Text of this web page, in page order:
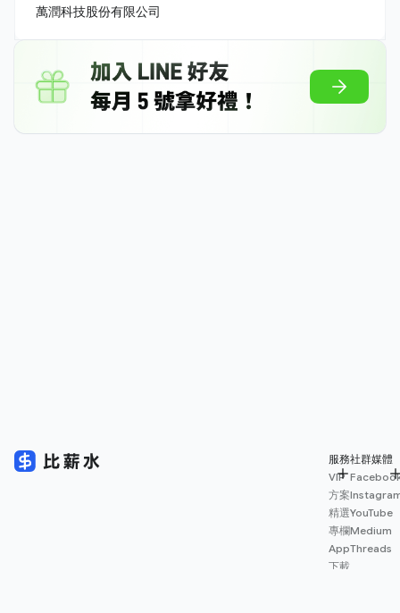
萬潤科技股份有限公司
服務
VIP
方案
精選
專欄
App
下載
社群媒體
YouTube
Medium
Threads